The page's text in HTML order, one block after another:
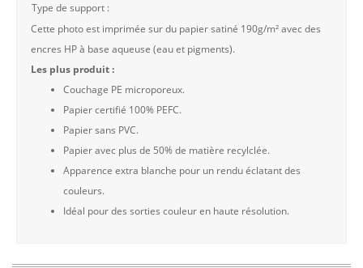
Type de support :
Cette photo est imprimée sur du papier satiné 190g/m² avec des
encres HP à base aqueuse (eau et pigments).
Les plus produit :
Couchage PE microporeux.
Papier certifié 100% PEFC.
Papier sans PVC.
Papier avec plus de 50% de matière recylclée.
Apparence extra blanche pour un rendu éclatant des
couleurs.
Idéal pour des sorties couleur en haute résolution.